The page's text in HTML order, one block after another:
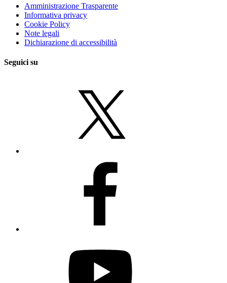
Amministrazione Trasparente
Informativa privacy
Cookie Policy
Note legali
Dichiarazione di accessibilità
Seguici su